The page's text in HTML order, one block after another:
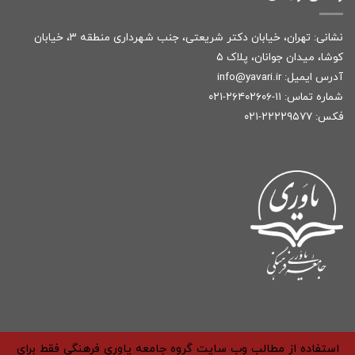
نشانی: تهران، خیابان دکتر شریعتی، جنب شهرداری منطقه ۳، خیابان
کوشا، میدان جوانان، پلاک ۵
آدرس ایمیل: info@yavari.ir
شماره تماس: ۱۱-۲۶۴۰۲۶۰۶-۰۲۱
فکس: ۲۲۲۲۹۵۷۷-۰۲۱
استفاده از مطالب وب سایت گروه جامعه یاوری فرهنگی فقط برای